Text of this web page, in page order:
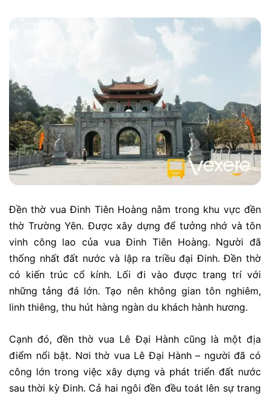
Đền thờ vua Đinh Tiên Hoàng nằm trong khu vực đền
thờ Trường Yên. Được xây dựng để tưởng nhớ và tôn
vinh công lao của vua Đinh Tiên Hoàng. Người đã
thống nhất đất nước và lập ra triều đại Đinh. Đền thờ
có kiến trúc cổ kính. Lối đi vào được trang trí với
những tảng đá lớn. Tạo nên không gian tôn nghiêm,
linh thiêng, thu hút hàng ngàn du khách hành hương.
Cạnh đó, đền thờ vua Lê Đại Hành cũng là một địa
điểm nổi bật. Nơi thờ vua Lê Đại Hành – người đã có
công lớn trong việc xây dựng và phát triển đất nước
sau thời kỳ Đinh. Cả hai ngôi đền đều toát lên sự trang